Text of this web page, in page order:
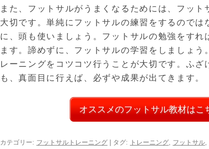
また、フットサルがうまくなるためには、フット
大切です。単純にフットサルの練習をするのでは
に、頭も使いましょう。フットサルの勉強をすれ
ます。諦めずに、フットサルの学習をしましょう
レーニングをコツコツ行うことが大切です。ふざ
も、真面目に行えば、必ずや成果が出てきます。
オススメのフットサル教材はこ
カテゴリー: フットサルトレーニング | タグ: トレーニング, フットサル,